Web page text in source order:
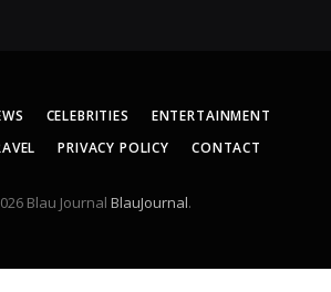
CELEBRITIES
ENTERTAINMENT
PRIVACY POLICY CONTACT
Blau Journal BlauJournal.